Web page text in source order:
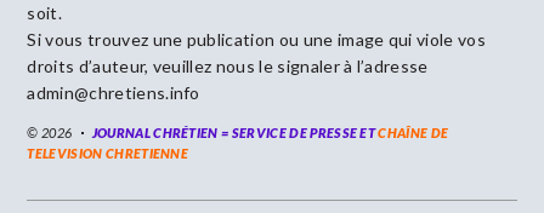
soit.
Si vous trouvez une publication ou une image qui viole vos
droits d’auteur, veuillez nous le signaler à l’adresse
admin@chretiens.info
© 2026 JOURNAL CHRÉTIEN = SERVICE DE PRESSE ETCHAÎNE DE
TELEVISION CHRETIENNE